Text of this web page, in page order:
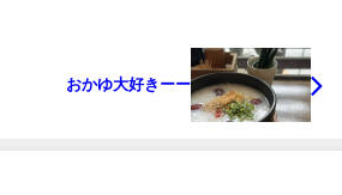
おかゆ大好きーー